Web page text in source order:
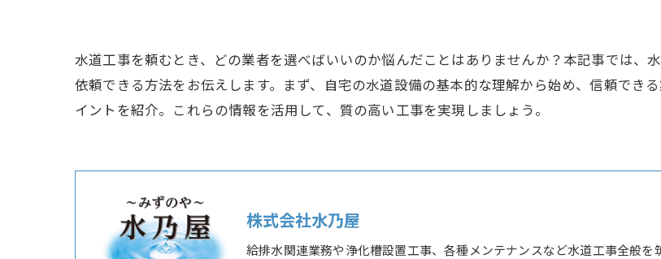
水道工事を頼むとき、どの業者を選べばいいのか悩んだことはありませんか？本記事では、
依頼できる方法をお伝えします。まず、自宅の水道設備の基本的な理解から始め、信頼でき
イントを紹介。これらの情報を活用して、質の高い工事を実現しましょう。
株式会社水乃屋
給排水関連業務や浄化槽設置工事、各種メンテナンスなど水道工事全般